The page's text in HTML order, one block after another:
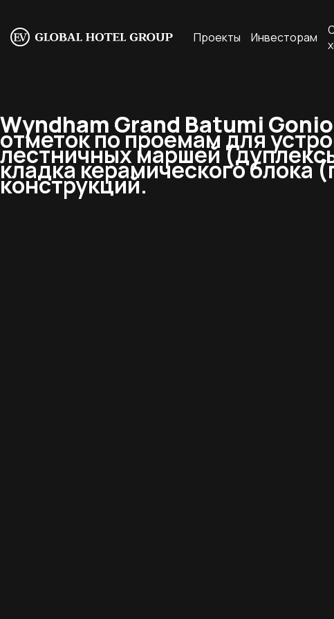
Проекты Инвесторам
Wyndham Grand Batumi
отметок по проемам для
лестничных маршей
кладка керамического
конструкций.